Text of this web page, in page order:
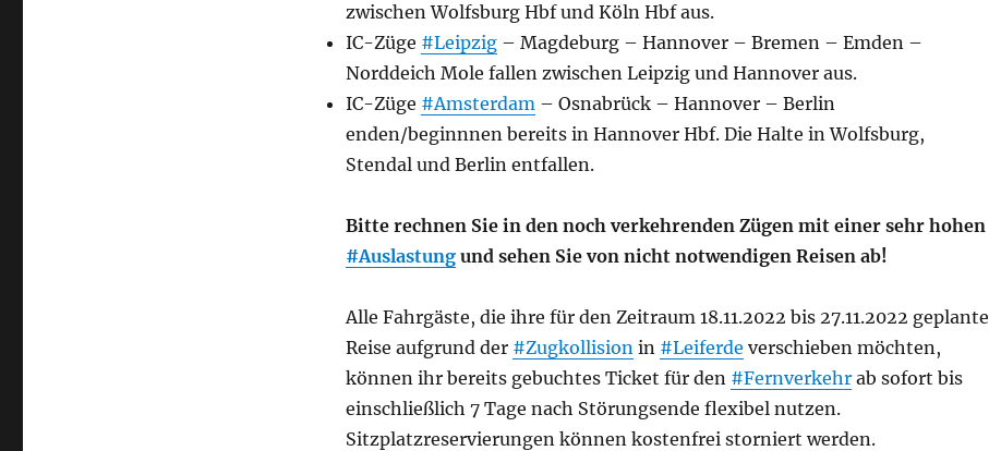
zwischen Wolfsburg Hbf und Köln Hbf aus.
IC-Züge #Leipzig– Magdeburg – Hannover – Bremen – Emden –
Norddeich Mole fallen zwischen Leipzig und Hannover aus.
IC-Züge #Amsterdam– Osnabrück – Hannover – Berlin
enden/beginnnen bereits in Hannover Hbf. Die Halte in Wolfsburg,
Stendal und Berlin entfallen.
Bitte rechnen Sie in den noch verkehrenden Zügen mit einer sehr hohen
#Auslastungund sehen Sie von nicht notwendigen Reisen ab!
Alle Fahrgäste, die ihre für den Zeitraum 18.11.2022 bis 27.11.2022 geplante
Reise aufgrund der #Zugkollisionin #Leiferde verschieben möchten,
können ihr bereits gebuchtes Ticket für den #Fernverkehrab sofort bis
einschließlich 7 Tage nach Störungsende flexibel nutzen.
Sitzplatzreservierungen können kostenfrei storniert werden.